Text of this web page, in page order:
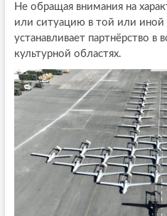
Не обращая внимания на
или ситуацию в той или иной
устанавливает партнёрство в
культурной областях.